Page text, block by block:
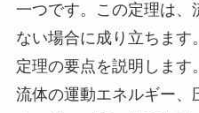
一つです。この定理は、
ない場合に成り立ちま
定理の要点を説明します
流体の運動エネルギー、